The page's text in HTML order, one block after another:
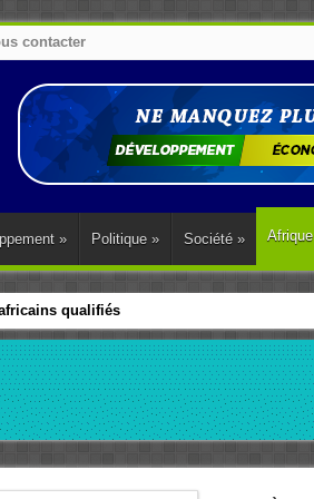
contacter
» Politique » Société » Afrique
qualifiés
seule voix sur la question des réparations